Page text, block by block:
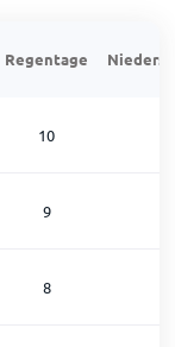
Regentage
10
9
8